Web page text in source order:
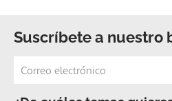
Suscríbete a nuestro